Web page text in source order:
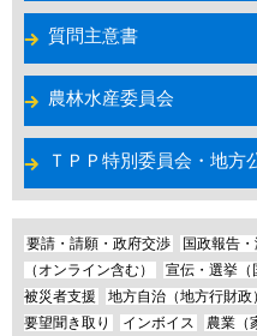
質問主意書
農林水産委員会
ＴＰＰ特別委員会・地方
要請・請願・政府交渉
国政報告
（オンライン含む）
宣伝・選挙（
被災者支援
地方自治（地方行財政）
要望聞き取り
インボイス
農業（